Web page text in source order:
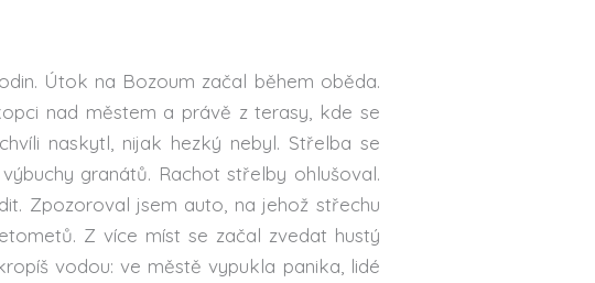
Útok na Bozoum začal během oběda.
nad městem a právě z terasy, kde se
naskytl, nijak hezký nebyl. Střelba se
granátů. Rachot střelby ohlušoval.
Zpozoroval jsem auto, na jehož střechu
Z více míst se začal zvedat hustý
vodou: ve městě vypukla panika, lidé